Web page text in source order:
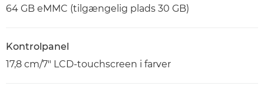
64 GB eMMC (tilgængelig plads 30 GB)
Kontrolpanel
17,8 cm/7" LCD-touchscreen i farver